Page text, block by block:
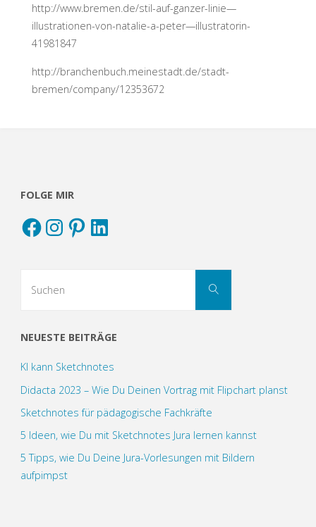
http://www.bremen.de/stil-auf-ganzer-linie—
illustrationen-von-natalie-a-peter—illustratorin-
41981847
http://branchenbuch.meinestadt.de/stadt-
bremen/company/12353672
FOLGE MIR
FacebookInstagramPinterest
LinkedIn
Suchen
NEUESTE BEITRÄGE
KI kann Sketchnotes
Didacta 2023 – Wie Du Deinen Vortrag mit Flipchart planst
Sketchnotes für pädagogische Fachkräfte
5 Ideen, wie Du mit Sketchnotes Jura lernen kannst
5 Tipps, wie Du Deine Jura-Vorlesungen mit Bildern
aufpimpst